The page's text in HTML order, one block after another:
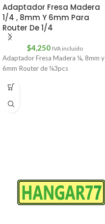
Adaptador Fresa Madera
1/4 , 8mm Y 6mm Para
Router De 1/4
$4,250 IVA incluido
Adaptador Fresa Madera ¼, 8mm y
6mm Router de ¼3pcs